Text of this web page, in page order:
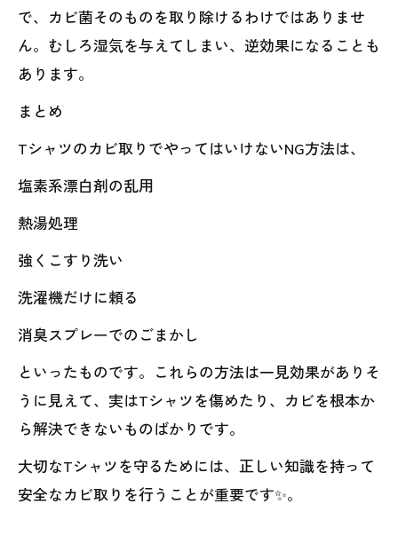
で、カビ菌そのものを取り除けるわけではありませ
ん。むしろ湿気を与えてしまい、逆効果になることも
あります。
まとめ
Tシャツのカビ取りでやってはいけないNG方法は、
塩素系漂白剤の乱用
熱湯処理
強くこすり洗い
洗濯機だけに頼る
消臭スプレーでのごまかし
といったものです。これらの方法は一見効果がありそ
うに見えて、実はTシャツを傷めたり、カビを根本か
ら解決できないものばかりです。
大切なTシャツを守るためには、正しい知識を持って
安全なカビ取りを行うことが重要です✨。